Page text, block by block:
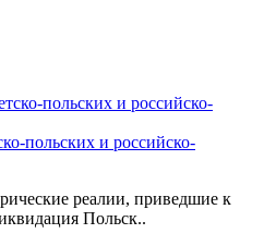
польских и российско-
реалии, приведшие к
Польск..